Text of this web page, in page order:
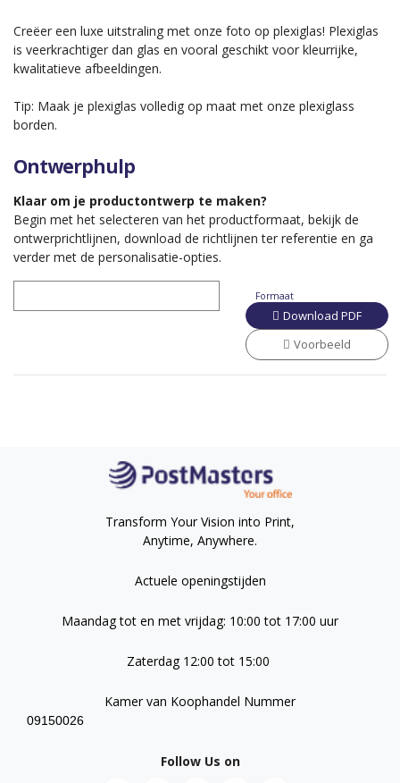
Creëer een luxe uitstraling met onze foto op plexiglas! Plexiglas
is veerkrachtiger dan glas en vooral geschikt voor kleurrijke,
kwalitatieve afbeeldingen.
Tip: Maak je plexiglas volledig op maat met onze plexiglass
borden.
Ontwerphulp
Klaar om je productontwerp te maken?
Begin met het selecteren van het productformaat, bekijk de
ontwerprichtlijnen, download de richtlijnen ter referentie en ga
verder met de personalisatie-opties.
Formaat
Download PDF
Voorbeeld
Transform Your Vision into Print,
Anytime, Anywhere.
Actuele openingstijden
Maandag tot en met vrijdag: 10:00 tot 17:00 uur
Zaterdag 12:00 tot 15:00
Kamer van Koophandel Nummer
09150026
Follow Us on